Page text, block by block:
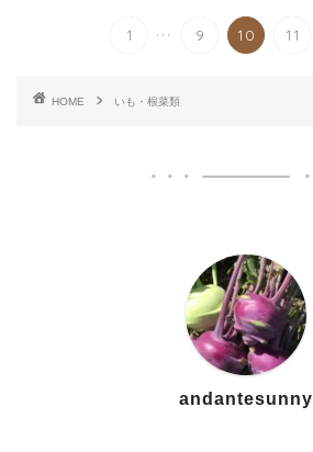
1 ... 9 10 11
HOME いも・根菜類
andantesunny